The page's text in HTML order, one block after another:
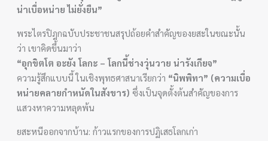
น่าเบื่อหน่าย ไม่ยั่งยืน”
พระไตรปิฎกฉบับประชาชนสรุปถ้อยคำสำคัญของยสะในขณะนั้น
ว่า เขาคิดขึ้นมาว่า
“อุกขิตโต อะยัง โลกะ – โลกนี้ช่างวุ่นวาย น่ารังเกียจ”
ความรู้สึกแบบนี้ ในเชิงพุทธศาสนาเรียกว่า “นิพพิทา” (ความเบื่อ
หน่ายคลายกำหนัดในสังขาร) ซึ่งเป็นจุดตั้งต้นสำคัญของการ
แสวงหาความหลุดพ้น
ยสะหนีออกจากบ้าน: ก้าวแรกของการปฏิเสธโลกเก่า